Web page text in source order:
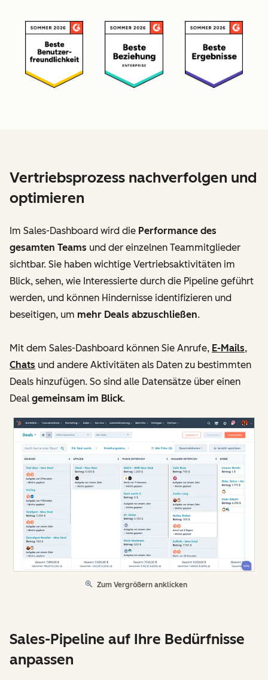
Vertriebsprozess nachverfolgen und
optimieren
Im Sales-Dashboard wird die Performance des
gesamten Teams und der einzelnen Teammitglieder
sichtbar. Sie haben wichtige Vertriebsaktivitäten im
Blick, sehen, wie Interessierte durch die Pipeline geführt
werden, und können Hindernisse identifizieren und
beseitigen, um mehr Deals abzuschließen.
Mit dem Sales-Dashboard können Sie Anrufe, E-Mails,
Chats und andere Aktivitäten als Daten zu bestimmten
Deals hinzufügen. So sind alle Datensätze über einen
Deal gemeinsam im Blick.
Zum Vergrößern anklicken
Sales-Pipeline auf Ihre Bedürfnisse
anpassen